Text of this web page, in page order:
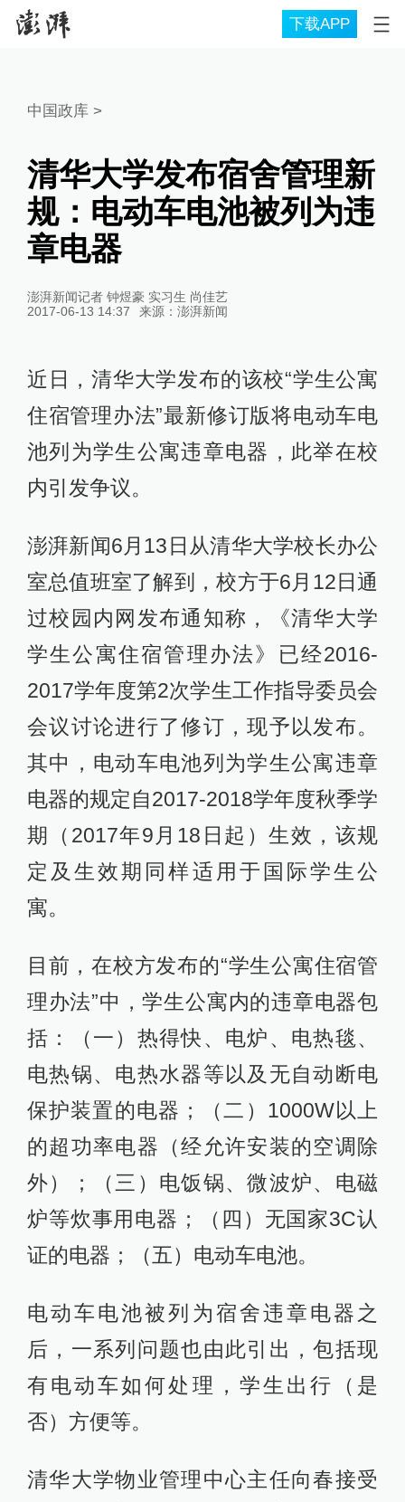
下载APP
中国政库 >
清华大学发布宿舍管理新
规：电动车电池被列为违
章电器
澎湃新闻记者 钟煜豪 实习生 尚佳艺
2017-06-13 14:37
来源： 澎湃新闻
近日，清华大学发布的该校“学生公寓
住宿管理办法”最新修订版将电动车电
池列为学生公寓违章电器，此举在校
内引发争议。
澎湃新闻6月13日从清华大学校长办公
室总值班室了解到，校方于6月12日通
过校园内网发布通知称，《清华大学
学生公寓住宿管理办法》已经2016-
2017学年度第2次学生工作指导委员会
会议讨论进行了修订，现予以发布。
其中，电动车电池列为学生公寓违章
电器的规定自2017-2018学年度秋季学
期（2017年9月18日起）生效，该规
定及生效期同样适用于国际学生公
寓。
目前，在校方发布的“学生公寓住宿管
理办法”中，学生公寓内的违章电器包
括：（一）热得快、电炉、电热毯、
电热锅、电热水器等以及无自动断电
保护装置的电器；（二）1000W以上
的超功率电器（经允许安装的空调除
外）；（三）电饭锅、微波炉、电磁
炉等炊事用电器；（四）无国家3C认
证的电器；（五）电动车电池。
电动车电池被列为宿舍违章电器之
后，一系列问题也由此引出，包括现
有电动车如何处理，学生出行（是
否）方便等。
清华大学物业管理中心主任向春接受